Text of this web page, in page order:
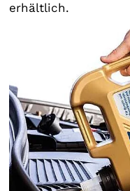
erhältlich.